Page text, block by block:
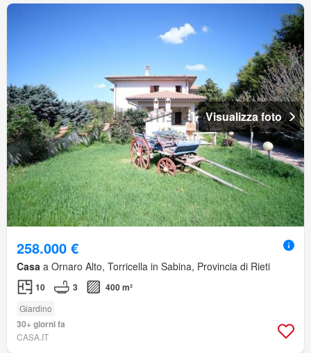
Visualizza foto
258.000 €
Casa a Ornaro Alto, Torricella in Sabina, Provincia di Rieti
10 3 400 m²
Giardino
30+ giorni fa
CASA.IT